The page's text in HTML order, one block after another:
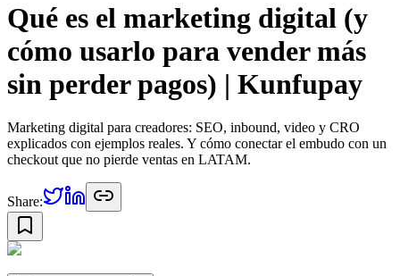
Qué es el marketing digital (y
cómo usarlo para vender más
sin perder pagos) | Kunfupay
Marketing digital para creadores: SEO, inbound, video y CRO
explicados con ejemplos reales. Y cómo conectar el embudo con un
checkout que no pierde ventas en LATAM.
Share: